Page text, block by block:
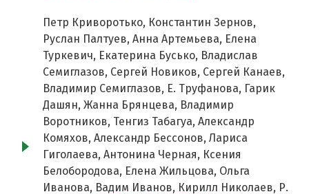
Петр Криворотько, Константин Зернов,
Руслан Палтуев, Анна Артемьева, Елена
Туркевич, Екатерина Бусько, Владислав
Семиглазов, Сергей Новиков, Сергей Канаев,
Владимир Семиглазов, Е. Труфанова, Гарик
Дашян, Жанна Брянцева, Владимир
Воротников, Тенгиз Табагуа, Александр
Комяхов, Александр Бессонов, Лариса
Гиголаева, Антонина Черная, Ксения
Белобородова, Елена Жильцова, Ольга
Иванова, Вадим Иванов, Кирилл Николаев, Р.